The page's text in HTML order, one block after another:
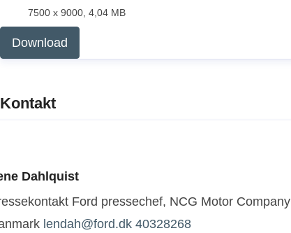
7500 x 9000, 4,04 MB
Download
Kontakt
Dahlquist
Ford pressechef, NCG Motor Company
lendah@ford.dk 40328268